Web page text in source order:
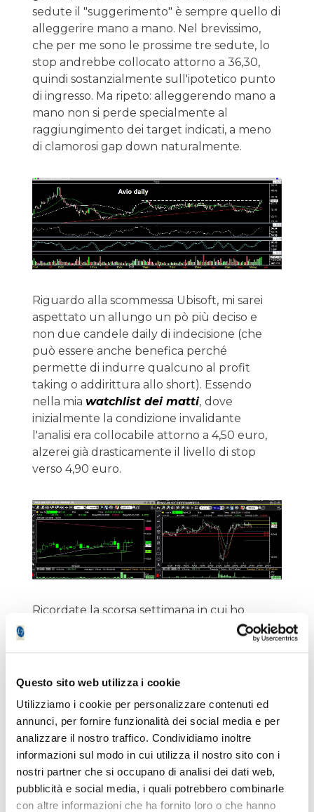
Questo sito web utilizza i cookie
Utilizziamo i cookie per personalizzare contenuti ed
annunci, per fornire funzionalità dei social media e per
analizzare il nostro traffico. Condividiamo inoltre
informazioni sul modo in cui utilizza il nostro sito con i
nostri partner che si occupano di analisi dei dati web,
pubblicità e social media, i quali potrebbero combinarle
con altre informazioni che ha fornito loro o che hanno
sedute il "suggerimento" è sempre quello di
alleggerire mano a mano. Nel brevissimo,
che per me sono le prossime tre sedute, lo
stop andrebbe collocato attorno a 36,30,
quindi sostanzialmente sull'ipotetico punto
di ingresso. Ma ripeto: alleggerendo mano a
mano non si perde specialmente al
raggiungimento dei target indicati, a meno
di clamorosi gap down naturalmente.
Riguardo alla scommessa Ubisoft, mi sarei
aspettato un allungo un pò più deciso e
non due candele daily di indecisione (che
può essere anche benefica perché
permette di indurre qualcuno al profit
taking o addirittura allo short). Essendo
nella mia watchlist dei matti, dove
inizialmente la condizione invalidante
l'analisi era collocabile attorno a 4,50 euro,
alzerei già drasticamente il livello di stop
verso 4,90 euro.
Ricordate la scorsa settimana in cui ho
best of
fatto non permette all'operatore la visibilità
https://www.lombardreport.com/2026/5/20/
best-of-book/)? Se è vero che il prezzo di
eseguito può essere migliorativo, di fatto è
come se qualcuno vedesse in anticipo gli
ordini che vengono immessi. E' come se il
"sistema" volesse premiare gli adding